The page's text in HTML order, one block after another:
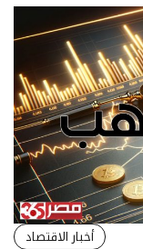
أخبار الاقتصاد